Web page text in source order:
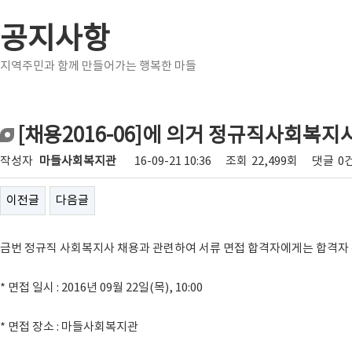
공지사항
지역주민과 함께 만들어가는 행복한 마들
[채용2016-06]에 의거 정규직사회복지
작성자 마들사회복지관 16-09-21 10:36 조회 22,499회 댓글 0
이전글 다음글
금번 정규직 사회복지사 채용과 관련하여 서류 면접 합격자에게는 합격
* 면접 일시 : 2016년 09월 22일(목), 10:00
* 면접 장소 : 마들사회복지관